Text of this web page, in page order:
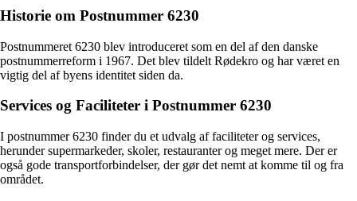
Historie om Postnummer 6230
Postnummeret 6230 blev introduceret som en del af den danske
postnummerreform i 1967. Det blev tildelt Rødekro og har været en
vigtig del af byens identitet siden da.
Services og Faciliteter i Postnummer 6230
I postnummer 6230 finder du et udvalg af faciliteter og services,
herunder supermarkeder, skoler, restauranter og meget mere. Der er
også gode transportforbindelser, der gør det nemt at komme til og fra
området.